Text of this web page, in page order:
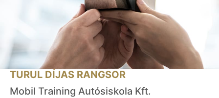
TURUL DÍJAS RANGSOR
Mobil Training Autósiskola Kft.